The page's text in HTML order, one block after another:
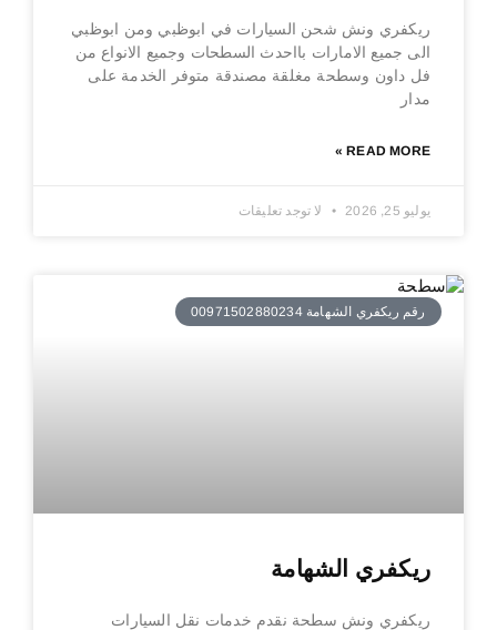
ريكفري ونش شحن السيارات في ابوظبي ومن ابوظبي
الى جميع الامارات بااحدث السطحات وجميع الانواع من
فل داون وسطحة مغلقة مصندقة متوفر الخدمة على
مدار
READ MORE »
يوليو 25, 2026 لا توجد تعليقات
رقم ريكفري الشهامة 00971502880234
ريكفري الشهامة
ريكفري ونش سطحة نقدم خدمات نقل السيارات